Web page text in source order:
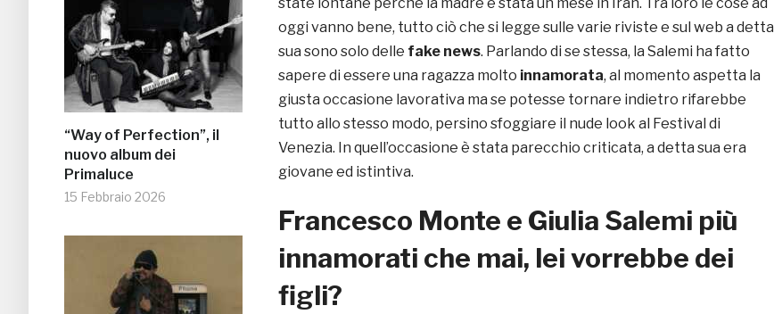
“Way of Perfection”, il
nuovo album dei
Primaluce
15 Febbraio 2026
oggi vanno bene, tutto ciò che si legge sulle varie riviste e sul web a detta
sua sono solo delle fake news. Parlando di se stessa, la Salemi ha fatto
sapere di essere una ragazza molto innamorata, al momento aspetta la
giusta occasione lavorativa ma se potesse tornare indietro rifarebbe
tutto allo stesso modo, persino sfoggiare il nude look al Festival di
Venezia. In quell’occasione è stata parecchio criticata, a detta sua era
giovane ed istintiva.
Francesco Monte e Giulia Salemi più
innamorati che mai, lei vorrebbe dei
figli?